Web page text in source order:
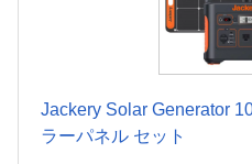
Jackery Solar Generator
ラーパネル セット